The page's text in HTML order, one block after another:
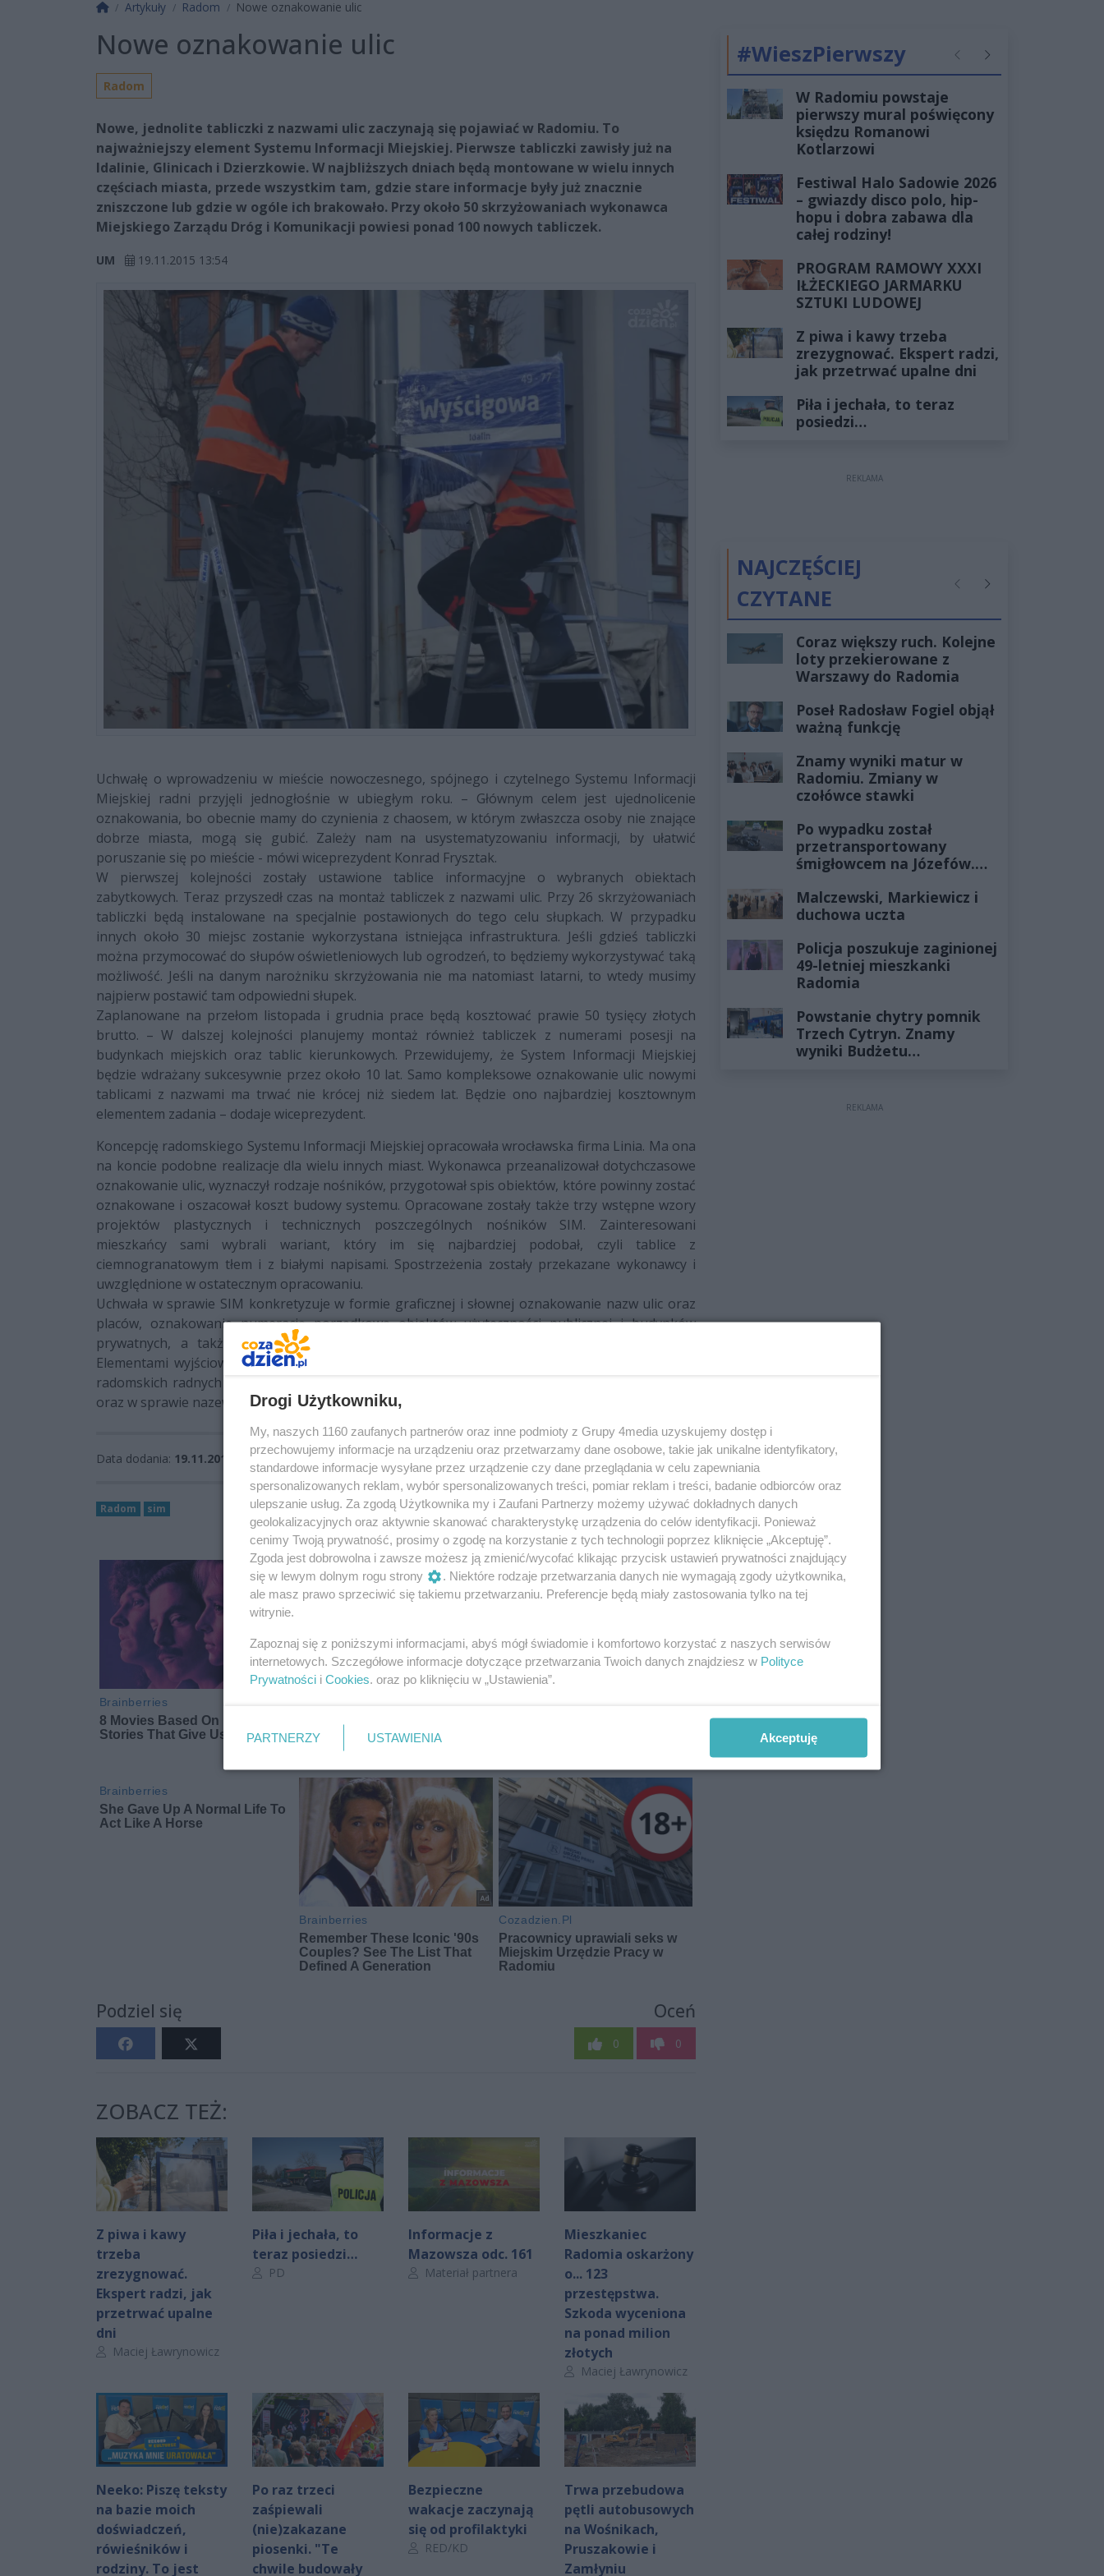
Strona główna
Artykuły Radom Nowe oznakowanie ulic
Nowe oznakowanie ulic
Radom
Nowe, jednolite tabliczki z nazwami ulic zaczynają się pojawiać w Radomiu. To
najważniejszy element Systemu Informacji Miejskiej. Pierwsze tabliczki zawisły już na
Idalinie, Glinicach i Dzierzkowie. W najbliższych dniach będą montowane w wielu innych
częściach miasta, przede wszystkim tam, gdzie stare informacje były już znacznie
zniszczone lub gdzie w ogóle ich brakowało. Przy około 50 skrzyżowaniach wykonawca
Miejskiego Zarządu Dróg i Komunikacji powiesi ponad 100 nowych tabliczek.
UM 19.11.2015 13:54
Uchwałę o wprowadzeniu w mieście nowoczesnego, spójnego i czytelnego Systemu Informacji
Miejskiej radni przyjęli jednogłośnie w ubiegłym roku. – Głównym celem jest ujednolicenie
oznakowania, bo obecnie mamy do czynienia z chaosem, w którym zwłaszcza osoby nie znające
dobrze miasta, mogą się gubić. Zależy nam na usystematyzowaniu informacji, by ułatwić
poruszanie się po mieście - mówi wiceprezydent Konrad Frysztak.
W pierwszej kolejności zostały ustawione tablice informacyjne o wybranych obiektach
zabytkowych. Teraz przyszedł czas na montaż tabliczek z nazwami ulic. Przy 26 skrzyżowaniach
tabliczki będą instalowane na specjalnie postawionych do tego celu słupkach. W przypadku
innych około 30 miejsc zostanie wykorzystana istniejąca infrastruktura. Jeśli gdzieś tabliczki
można przymocować do słupów oświetleniowych lub ogrodzeń, to będziemy wykorzystywać taką
możliwość. Jeśli na danym narożniku skrzyżowania nie ma natomiast latarni, to wtedy musimy
najpierw postawić tam odpowiedni słupek.
Zaplanowane na przełom listopada i grudnia prace będą kosztować prawie 50 tysięcy złotych
brutto. – W dalszej kolejności planujemy montaż również tabliczek z numerami posesji na
budynkach miejskich oraz tablic kierunkowych. Przewidujemy, że System Informacji Miejskiej
będzie wdrażany sukcesywnie przez około 10 lat. Samo kompleksowe oznakowanie ulic nowymi
tablicami z nazwami ma trwać nie krócej niż siedem lat. Będzie ono najbardziej kosztownym
elementem zadania – dodaje wiceprezydent.
Koncepcję radomskiego Systemu Informacji Miejskiej opracowała wrocławska firma Linia. Ma ona
na koncie podobne realizacje dla wielu innych miast. Wykonawca przeanalizował dotychczasowe
oznakowanie ulic, wyznaczył rodzaje nośników, przygotował spis obiektów, które powinny zostać
oznakowane i oszacował koszt budowy systemu. Opracowane zostały także trzy wstępne wzory
projektów plastycznych i technicznych poszczególnych nośników SIM. Zainteresowani
mieszkańcy sami wybrali wariant, który im się najbardziej podobał, czyli tablice z
ciemnogranatowym tłem i z białymi napisami. Spostrzeżenia zostały przekazane wykonawcy i
uwzględnione w ostatecznym opracowaniu.
Uchwała w sprawie SIM konkretyzuje w formie graficznej i słownej oznakowanie nazw ulic oraz
placów, oznakowanie numeracją porządkową obiektów użyteczności publicznej i budynków
prywatnych, a także inne nośniki informacji, opisujące kompleksowo przestrzeń miejską.
Elementami wyjściowymi, poprzedzającymi przygotowanie i wdrożenie SIM, były przyjęte przez
radomskich radnych dwie bardzo istotne uchwały: w sprawie podziału Radomia na obszary SIM
oraz w sprawie nazewnictwa ulic i placów.
Data dodania: 19.11.2015 13:54
Radom sim
Podziel się Oceń
0 0
ZOBACZ TEŻ:
Z piwa i kawy
trzeba
zrezygnować.
Ekspert radzi, jak
przetrwać upalne
dni
Autor artykułu:
Maciej Ławrynowicz
Piła i jechała, to
teraz posiedzi…
Autor artykułu:
PD
Informacje z
Mazowsza odc. 161
Autor artykułu:
Materiał partnera
Mieszkaniec
Radomia oskarżony
o... 123
przestępstwa.
Szkoda wyceniona
na ponad milion
złotych
Autor artykułu:
Maciej Ławrynowicz
Neeko: Piszę teksty
na bazie moich
doświadczeń,
rówieśników i
rodziny. To jest
Po raz trzeci
zaśpiewali
(nie)zakazane
piosenki. "Te
chwile budowały
Bezpieczne
wakacje zaczynają
się od profilaktyki
Autor artykułu:
RED/KD
Trwa przebudowa
pętli autobusowych
na Wośnikach,
Pruszakowie i
Zamłyniu
#WieszPierwszy PoprzednieNastępne
W Radomiu powstaje
pierwszy mural poświęcony
księdzu Romanowi
Kotlarzowi
Festiwal Halo Sadowie 2026
– gwiazdy disco polo, hip-
hopu i dobra zabawa dla
całej rodziny!
PROGRAM RAMOWY XXXI
IŁŻECKIEGO JARMARKU
SZTUKI LUDOWEJ
Z piwa i kawy trzeba
zrezygnować. Ekspert radzi,
jak przetrwać upalne dni
Piła i jechała, to teraz
posiedzi…
REKLAMA
NAJCZĘŚCIEJ
CZYTANE
PoprzednieNastępne
Coraz większy ruch. Kolejne
loty przekierowane z
Warszawy do Radomia
Poseł Radosław Fogiel objął
ważną funkcję
Znamy wyniki matur w
Radomiu. Zmiany w
czołówce stawki
Po wypadku został
przetransportowany
śmigłowcem na Józefów.
żyłach
Malczewski, Markiewicz i
duchowa uczta
Policja poszukuje zaginionej
49-letniej mieszkanki
Radomia
Powstanie chytry pomnik
Trzech Cytryn. Znamy
wyniki Budżetu
REKLAMA
Drogi Użytkowniku,
My, naszych 1160 zaufanych partnerów oraz inne podmioty z Grupy 4media uzyskujemy dostęp i
przechowujemy informacje na urządzeniu oraz przetwarzamy dane osobowe, takie jak unikalne identyfikatory,
standardowe informacje wysyłane przez urządzenie czy dane przeglądania w celu zapewniania
spersonalizowanych reklam, wybór spersonalizowanych treści, pomiar reklam i treści, badanie odbiorców oraz
ulepszanie usług. Za zgodą Użytkownika my i Zaufani Partnerzy możemy używać dokładnych danych
geolokalizacyjnych oraz aktywnie skanować charakterystykę urządzenia do celów identyfikacji. Ponieważ
cenimy Twoją prywatność, prosimy o zgodę na korzystanie z tych technologii poprzez kliknięcie „Akceptuję”.
Zgoda jest dobrowolna i zawsze możesz ją zmienić/wycofać klikając przycisk ustawień prywatności znajdujący
się w lewym dolnym rogu strony
. Niektóre rodzaje przetwarzania danych nie wymagają zgody użytkownika,
ale masz prawo sprzeciwić się takiemu przetwarzaniu. Preferencje będą miały zastosowania tylko na tej
witrynie.
Zapoznaj się z poniższymi informacjami, abyś mógł świadomie i komfortowo korzystać z naszych serwisów
internetowych. Szczegółowe informacje dotyczące przetwarzania Twoich danych znajdziesz w Polityce
Prywatności i Cookies. oraz po kliknięciu w „Ustawienia”.
PARTNERZY USTAWIENIA Akceptuję